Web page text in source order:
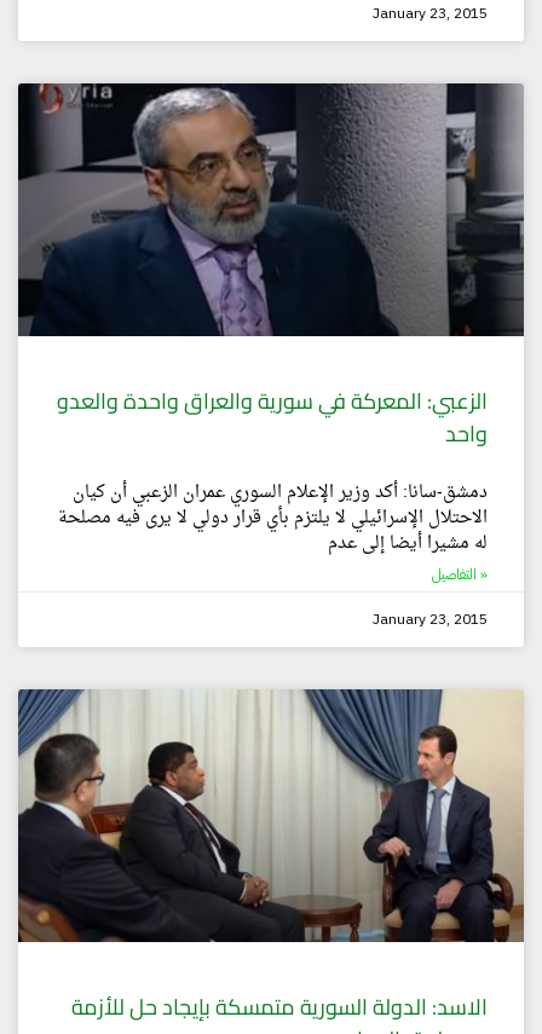
January 23, 2015
الزعبي: المعركة في سورية والعراق واحدة والعدو
واحد
دمشق-سانا: أكد وزير الإعلام السوري عمران الزعبي أن كيان
الاحتلال الإسرائيلي لا يلتزم بأي قرار دولي لا يرى فيه مصلحة
له مشيرا أيضا إلى عدم
التفاصيل »
January 23, 2015
الاسد: الدولة السورية متمسكة بإيجاد حل للأزمة